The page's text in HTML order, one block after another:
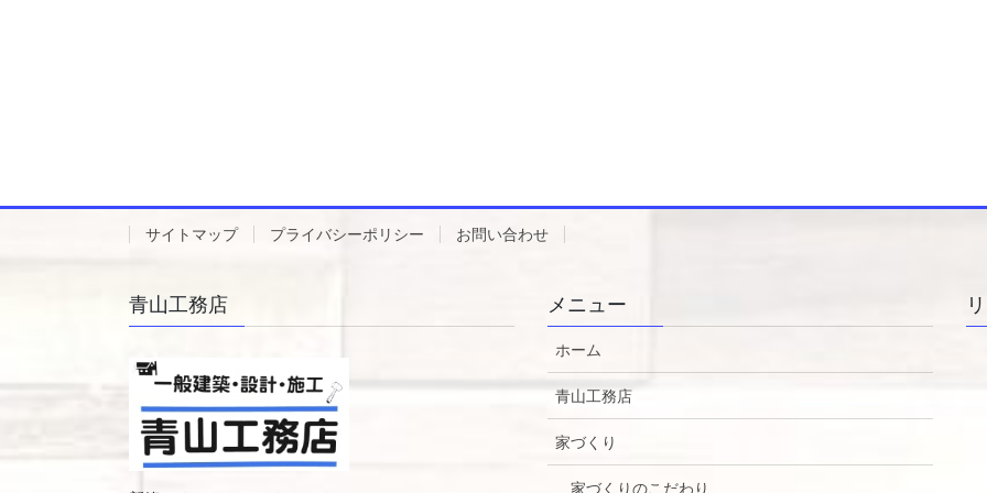
サイトマップ プライバシーポリシー お問い合わせ
青山工務店 メニュー
ホーム
青山工務店
家づくり
家づくりのこだわり